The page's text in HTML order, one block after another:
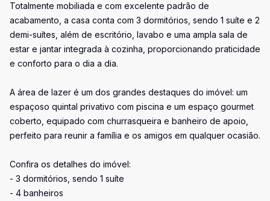
Totalmente mobiliada e com excelente padrão de
acabamento, a casa conta com 3 dormitórios, sendo 1 suíte e 2
demi-suítes, além de escritório, lavabo e uma ampla sala de
estar e jantar integrada à cozinha, proporcionando praticidade
e conforto para o dia a dia.
A área de lazer é um dos grandes destaques do imóvel: um
espaçoso quintal privativo com piscina e um espaço gourmet
coberto, equipado com churrasqueira e banheiro de apoio,
perfeito para reunir a família e os amigos em qualquer ocasião.
Confira os detalhes do imóvel:
- 3 dormitórios, sendo 1 suíte
- 4 banheiros